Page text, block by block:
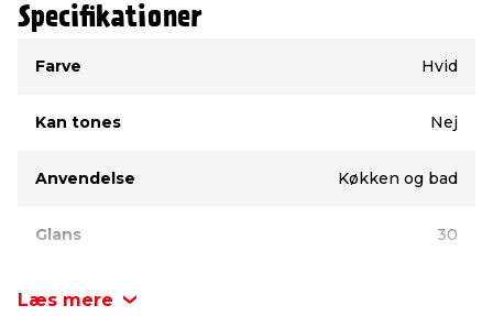
Specifikationer
Farve
Hvid
Kan tones Nej
Anvendelse Køkken og bad
Glans 30
Læs mere